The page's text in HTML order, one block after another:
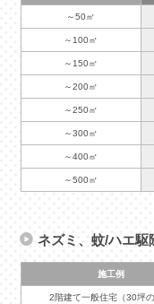
～50㎡
～100㎡
～150㎡
～200㎡
～250㎡
～300㎡
～400㎡
～500㎡
ネズミ、蚊/ハエ駆
施工例
2階建て一般住宅（30坪の